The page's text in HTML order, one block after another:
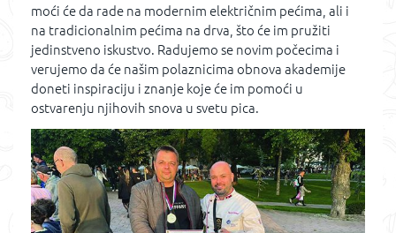
moći će da rade na modernim električnim pećima, ali i
na tradicionalnim pećima na drva, što će im pružiti
jedinstveno iskustvo. Radujemo se novim počecima i
verujemo da će našim polaznicima obnova akademije
doneti inspiraciju i znanje koje će im pomoći u
ostvarenju njihovih snova u svetu pica.